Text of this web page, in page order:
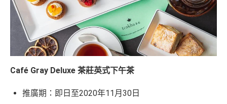
Café Gray Deluxe 茶莊英式下午茶
推廣期：即日至2020年11月30日